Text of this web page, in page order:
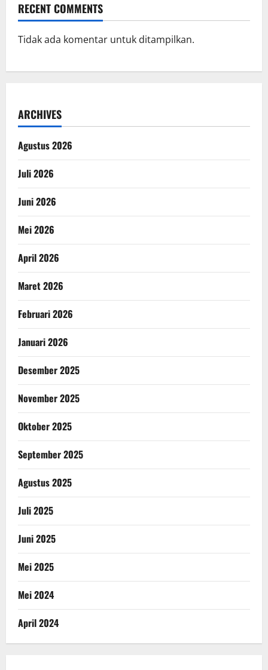
RECENT COMMENTS
Tidak ada komentar untuk ditampilkan.
ARCHIVES
Agustus 2026
Juli 2026
Juni 2026
Mei 2026
April 2026
Maret 2026
Februari 2026
Januari 2026
Desember 2025
November 2025
Oktober 2025
September 2025
Agustus 2025
Juli 2025
Juni 2025
Mei 2025
Mei 2024
April 2024